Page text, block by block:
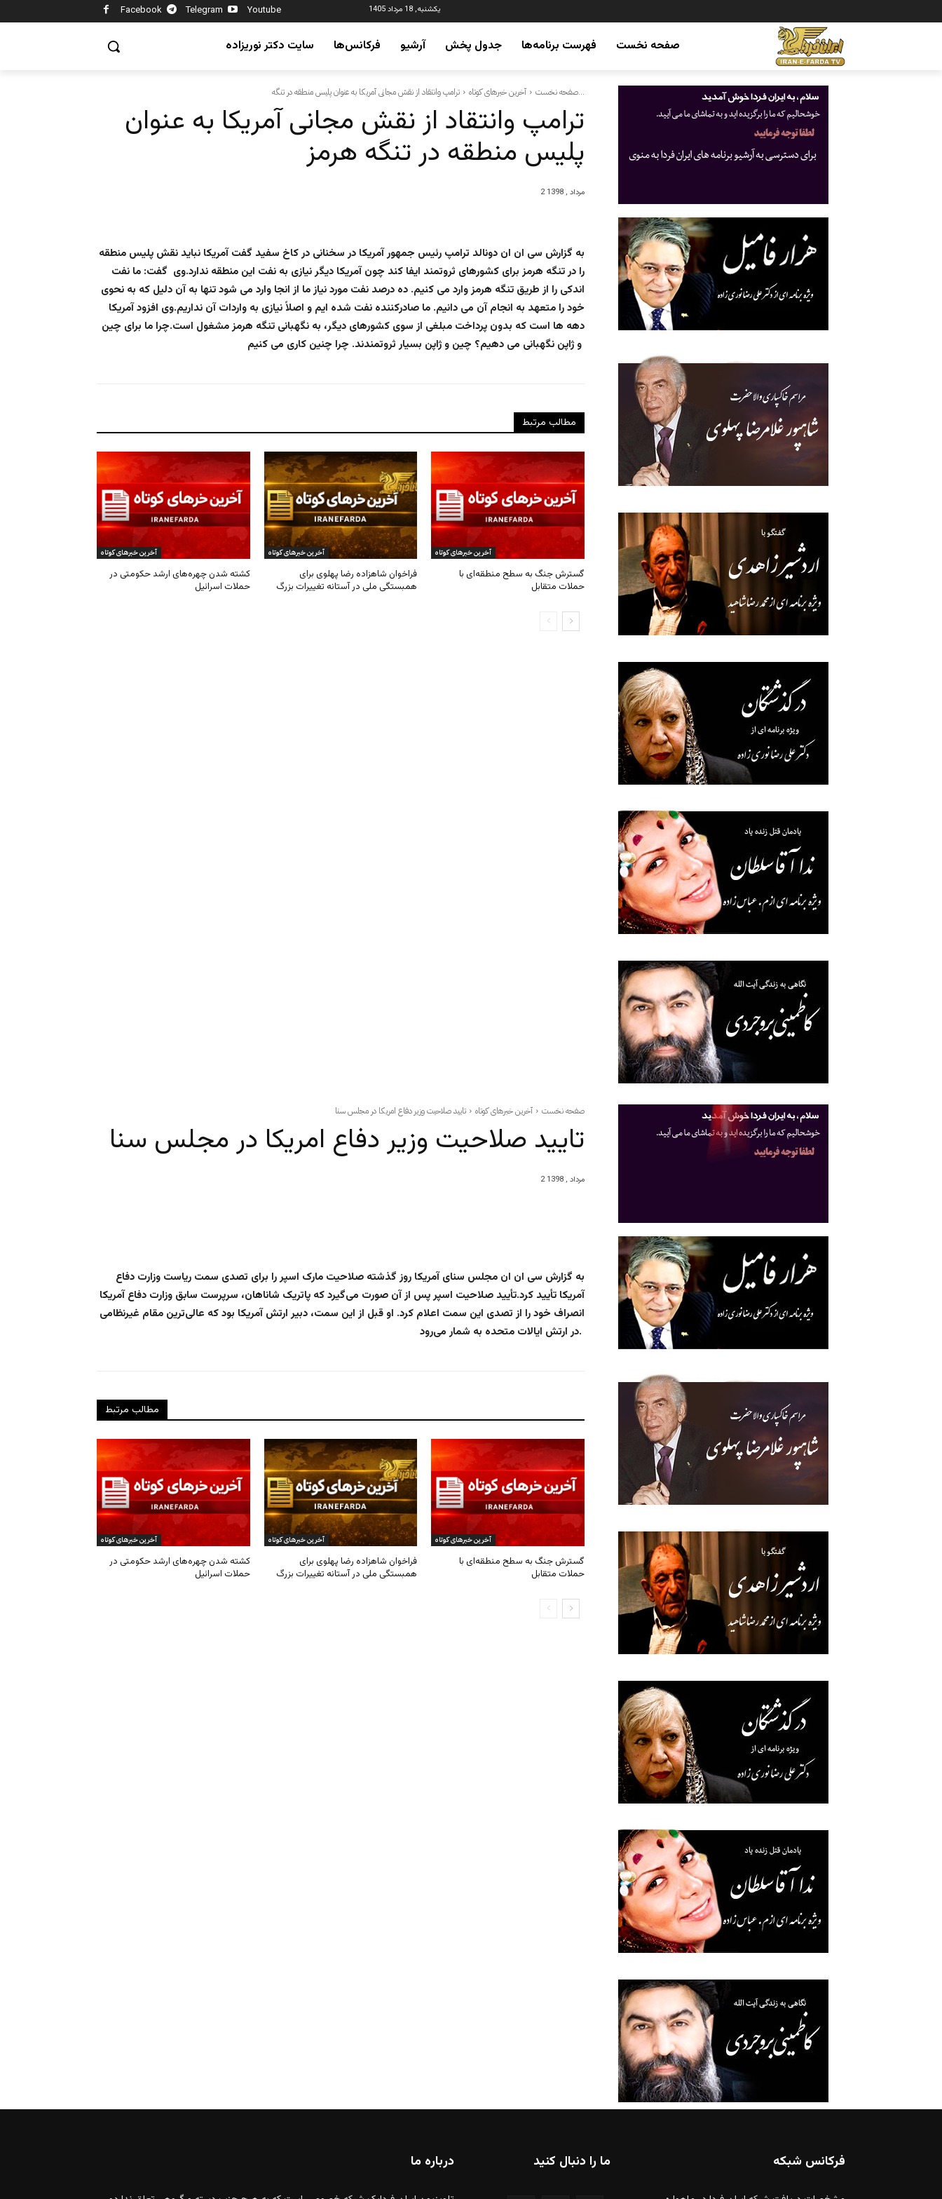
Facebook Telegram Youtube یکشنبه, 18 مرداد 1405
صفحه نخست فهرست برنامه‌ها جدول پخش آرشیو فرکانس‌ها سایت دکتر نوریزاده
صفحه نخست آخرین خبرهای کوتاه ترامپ وانتقاد از نقش مجانی آمریکا به عنوان پلیس منطقه در تنگه...
ترامپ وانتقاد از نقش مجانی آمریکا به عنوان
پلیس منطقه در تنگه هرمز
2 مرداد , 1398
به گزارش سی ان ان دونالد ترامپ رئیس جمهور آمریکا در سخنانی در کاخ سفید گفت آمریکا نباید نقش پلیس منطقه
را در تنگه هرمز برای کشورهای ثروتمند ایفا کند چون آمریکا دیگر نیازی به نفت این منطقه ندارد.وی گفت: ما نفت
اندکی را از طریق تنگه هرمز وارد می کنیم. ده درصد نفت مورد نیاز ما از انجا وارد می شود تنها به آن دلیل که به نحوی
خود را متعهد به انجام آن می دانیم. ما صادرکننده نفت شده ایم و اصلاً نیازی به واردات آن نداریم.وی افزود آمریکا
دهه ها است که بدون پرداخت مبلغی از سوی کشورهای دیگر، به نگهبانی تنگه هرمز مشغول است.چرا ما برای چین
مطالب مرتبط
آخرین خبرهای کوتاه
کشته شدن چهره‌های ارشد حکومتی در
حملات اسرائیل
آخرین خبرهای کوتاه
فراخوان شاهزاده رضا پهلوی برای
همبستگی ملی در آستانه تغییرات بزرگ
آخرین خبرهای کوتاه
گسترش جنگ به سطح منطقه‌ای با
حملات متقابل
فرکانس شبکه ما را دنبال کنید درباره ما